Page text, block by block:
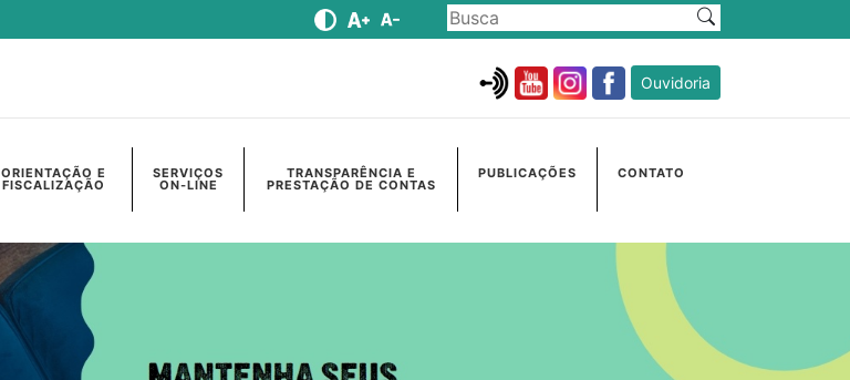
Ouvidoria
ORIENTAÇÃO E
FISCALIZAÇÃO
SERVIÇOS
ON-LINE
TRANSPARÊNCIA E
PRESTAÇÃO DE CONTAS
PUBLICAÇÕES CONTATO